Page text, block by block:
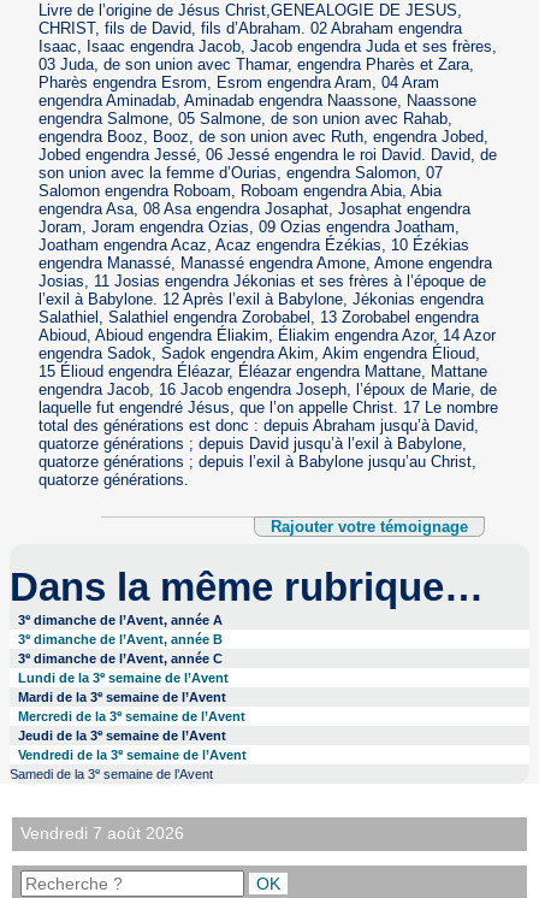
Livre de l’origine de Jésus Christ,GENEALOGIE DE JESUS,
CHRIST, fils de David, fils d’Abraham. 02 Abraham engendra
Isaac, Isaac engendra Jacob, Jacob engendra Juda et ses frères,
03 Juda, de son union avec Thamar, engendra Pharès et Zara,
Pharès engendra Esrom, Esrom engendra Aram, 04 Aram
engendra Aminadab, Aminadab engendra Naassone, Naassone
engendra Salmone, 05 Salmone, de son union avec Rahab,
engendra Booz, Booz, de son union avec Ruth, engendra Jobed,
Jobed engendra Jessé, 06 Jessé engendra le roi David. David, de
son union avec la femme d’Ourias, engendra Salomon, 07
Salomon engendra Roboam, Roboam engendra Abia, Abia
engendra Asa, 08 Asa engendra Josaphat, Josaphat engendra
Joram, Joram engendra Ozias, 09 Ozias engendra Joatham,
Joatham engendra Acaz, Acaz engendra Ézékias, 10 Ézékias
engendra Manassé, Manassé engendra Amone, Amone engendra
Josias, 11 Josias engendra Jékonias et ses frères à l’époque de
l’exil à Babylone. 12 Après l’exil à Babylone, Jékonias engendra
Salathiel, Salathiel engendra Zorobabel, 13 Zorobabel engendra
Abioud, Abioud engendra Éliakim, Éliakim engendra Azor, 14 Azor
engendra Sadok, Sadok engendra Akim, Akim engendra Élioud,
15 Élioud engendra Éléazar, Éléazar engendra Mattane, Mattane
engendra Jacob, 16 Jacob engendra Joseph, l’époux de Marie, de
laquelle fut engendré Jésus, que l’on appelle Christ. 17 Le nombre
total des générations est donc : depuis Abraham jusqu’à David,
quatorze générations ; depuis David jusqu’à l’exil à Babylone,
quatorze générations ; depuis l’exil à Babylone jusqu’au Christ,
quatorze générations.
Rajouter votre témoignage
Dans la même rubrique…
3e dimanche de l’Avent, année A
3edimanche de l’Avent, année B
3e dimanche de l’Avent, année C
Lundi de la 3esemaine de l’Avent
Mardi de la 3e semaine de l’Avent
Mercredi de la 3esemaine de l’Avent
Jeudi de la 3e semaine de l’Avent
Vendredi de la 3esemaine de l’Avent
Samedi de la 3esemaine de l’Avent
Vendredi 7 août 2026